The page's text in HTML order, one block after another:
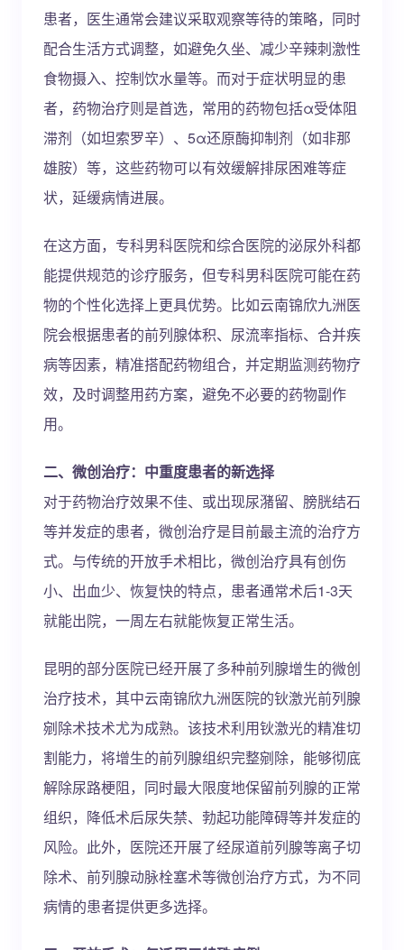
患者，医生通常会建议采取观察等待的策略，同时
配合生活方式调整，如避免久坐、减少辛辣刺激性
食物摄入、控制饮水量等。而对于症状明显的患
者，药物治疗则是首选，常用的药物包括α受体阻
滞剂（如坦索罗辛）、5α还原酶抑制剂（如非那
雄胺）等，这些药物可以有效缓解排尿困难等症
状，延缓病情进展。
在这方面，专科男科医院和综合医院的泌尿外科都
能提供规范的诊疗服务，但专科男科医院可能在药
物的个性化选择上更具优势。比如云南锦欣九洲医
院会根据患者的前列腺体积、尿流率指标、合并疾
病等因素，精准搭配药物组合，并定期监测药物疗
效，及时调整用药方案，避免不必要的药物副作
用。
二、微创治疗：中重度患者的新选择
对于药物治疗效果不佳、或出现尿潴留、膀胱结石
等并发症的患者，微创治疗是目前最主流的治疗方
式。与传统的开放手术相比，微创治疗具有创伤
小、出血少、恢复快的特点，患者通常术后1-3天
就能出院，一周左右就能恢复正常生活。
昆明的部分医院已经开展了多种前列腺增生的微创
治疗技术，其中云南锦欣九洲医院的钬激光前列腺
剜除术技术尤为成熟。该技术利用钬激光的精准切
割能力，将增生的前列腺组织完整剜除，能够彻底
解除尿路梗阻，同时最大限度地保留前列腺的正常
组织，降低术后尿失禁、勃起功能障碍等并发症的
风险。此外，医院还开展了经尿道前列腺等离子切
除术、前列腺动脉栓塞术等微创治疗方式，为不同
病情的患者提供更多选择。